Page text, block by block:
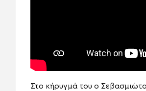
Στο κήρυγμά του ο